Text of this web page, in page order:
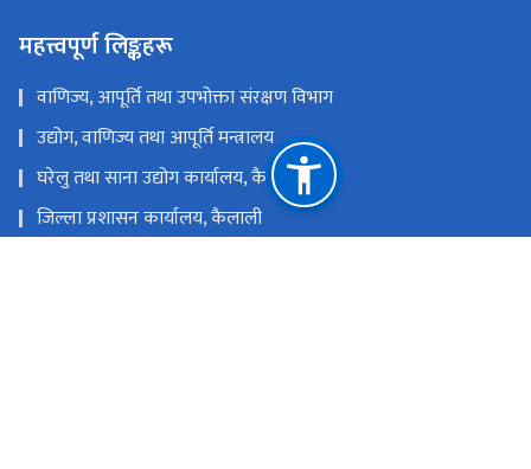
महत्त्वपूर्ण लिङ्कहरू
वाणिज्य, आपूर्ति तथा उपभोक्ता संरक्षण विभाग​
उद्योग, वाणिज्य तथा आपूर्ति मन्त्रालय
घरेलु तथा साना उद्योग कार्यालय, कैलाली
जिल्ला प्रशासन कार्यालय, कैलाली